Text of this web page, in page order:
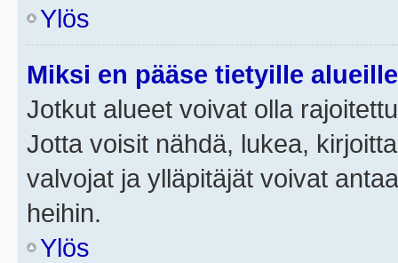
Ylös
Miksi en pääse tietyille
Jotkut alueet voivat olla
Jotta voisit nähdä, lukea,
valvojat ja ylläpitäjät voivat
heihin.
Ylös